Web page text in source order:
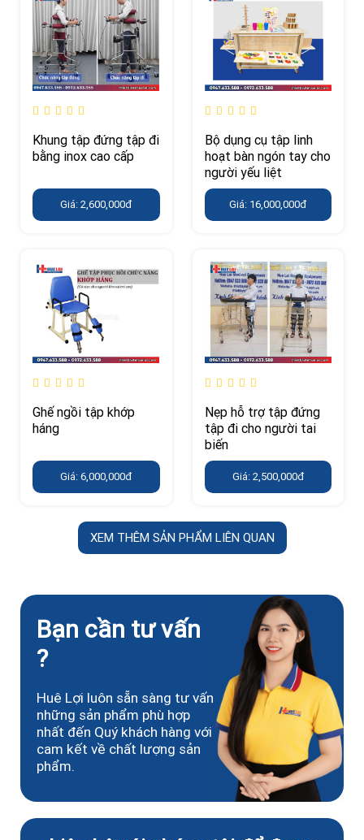
Khung tập đứng tập đi
bằng inox cao cấp
Giá: 2,600,000đ
Bộ dụng cụ tập linh
hoạt bàn ngón tay cho
người yếu liệt
Giá: 16,000,000đ
Ghế ngồi tập khớp
háng
Giá: 6,000,000đ
Nẹp hỗ trợ tập đứng
tập đi cho người tai
biến
Giá: 2,500,000đ
XEM THÊM SẢN PHẨM LIÊN QUAN
Bạn cần tư vấn
?
Huê Lợi luôn sẵn sàng tư vấn
những sản phẩm phù hợp
nhất đến Quý khách hàng với
cam kết về chất lượng sản
phẩm.